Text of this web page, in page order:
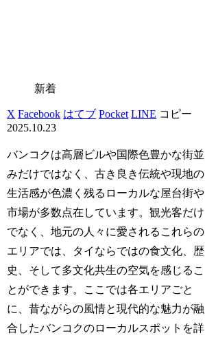
新着
X Facebook はてブ Pocket LINE コピー
2025.10.23
バンコクは高層ビルや国際色豊かな街並
みだけではなく、古き良き伝統や現地の
生活感が色濃く残るローカルな屋台街や
市場が多数点在しています。観光客だけ
でなく、地元の人々に愛されるこれらの
エリアでは、タイならではの食文化、歴
史、そして多文化共生の空気を感じるこ
とができます。ここでは各エリアごと
に、昔ながらの風情と現代的な魅力が融
合したバンコクのローカルスポットを詳